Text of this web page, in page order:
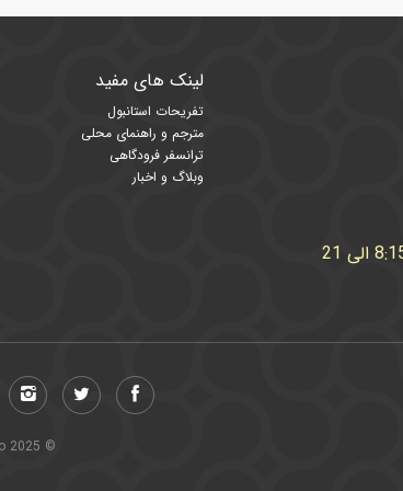
لینک های مفید
تفریحات استانبول
مترجم و راهنمای محلی
ترانسفر فرودگاهی
وبلاگ و اخبار
© Gashtano 2025